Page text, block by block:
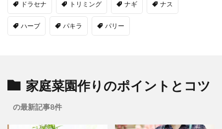
ドラセナ トリミング ナギ ナス
ハーブ パキラ パリー
家庭菜園作りのポイントとコツ
の最新記事8件